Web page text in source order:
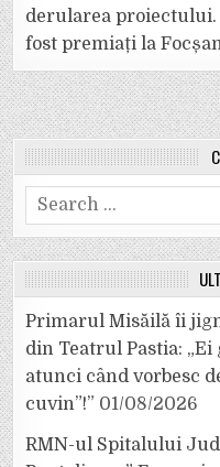
derularea proiectului.
fost premiați la
Search
for:
Primarul Misăilă îi
din Teatrul Pastia:
atunci când vorbesc
cuvin”!” 01/08/2026
RMN-ul Spitalului